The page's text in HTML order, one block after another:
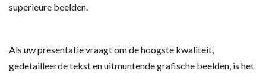
superieure beelden.
Als uw presentatie vraagt om de hoogste kwaliteit,
gedetailleerde tekst en uitmuntende grafische beelden, is het